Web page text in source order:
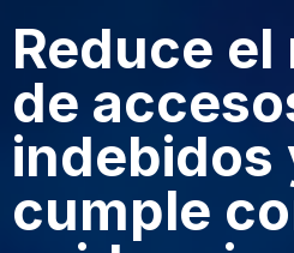
Reduce el
de
indebidos
cumple